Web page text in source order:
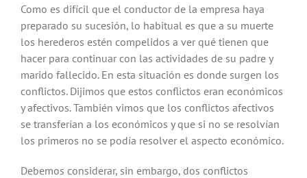
Como es difícil que el conductor de la empresa haya
preparado su sucesión, lo habitual es que a su muerte
los herederos estén compelidos a ver qué tienen que
hacer para continuar con las actividades de su padre y
marido fallecido. En esta situación es donde surgen los
conflictos. Dijimos que estos conflictos eran económicos
y afectivos. También vimos que los conflictos afectivos
se transferían a los económicos y que si no se resolvían
los primeros no se podía resolver el aspecto económico.
Debemos considerar, sin embargo, dos conflictos